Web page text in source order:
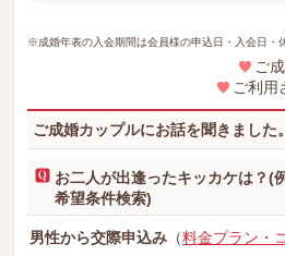
※成婚年表の入会期間は会員様の申込日・入会日・
ご
ご利用
ご成婚カップルにお話を聞きました。
お二人が出逢ったキッカケは？(
希望条件検索)
男性から交際申込み （料金プラン・